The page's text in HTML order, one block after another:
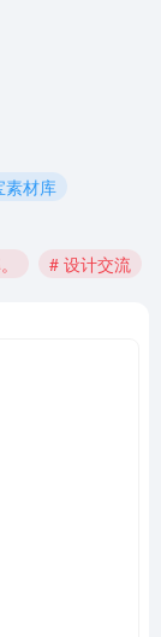
素材库
# 设计交流